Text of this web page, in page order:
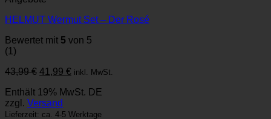
HELMUT Wermut Set – Der Rosé
Bewertet mit 5 von 5
(1)
43,99€ Ursprünglicher
war:
43,99 €
41,99 € Aktueller
ist:
inkl. MwSt.
Enthält 19% MwSt. DE
zzgl. Versand
Lieferzeit: ca. 4-5 Werktage